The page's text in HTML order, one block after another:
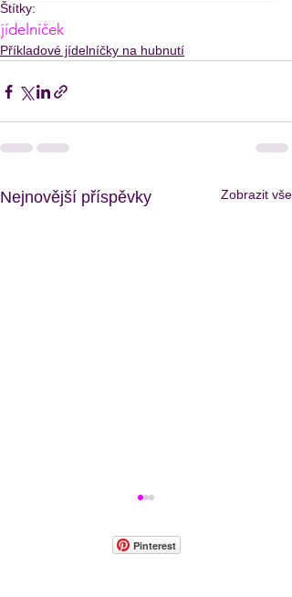
Štítky:
jídelníček
Příkladové jídelníčky na hubnutí
Nejnovější příspěvky Zobrazit vše
Pinterest